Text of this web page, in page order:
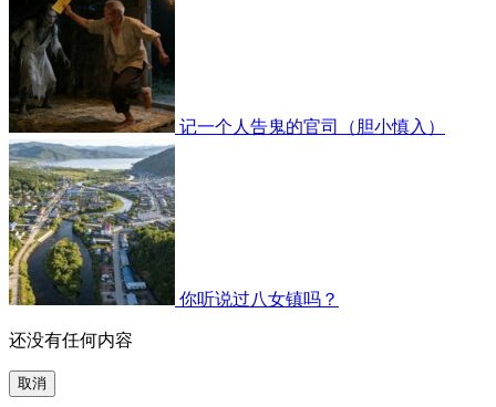
记一个人告鬼的官司（胆小慎入）
你听说过八女镇吗？
还没有任何内容
取消